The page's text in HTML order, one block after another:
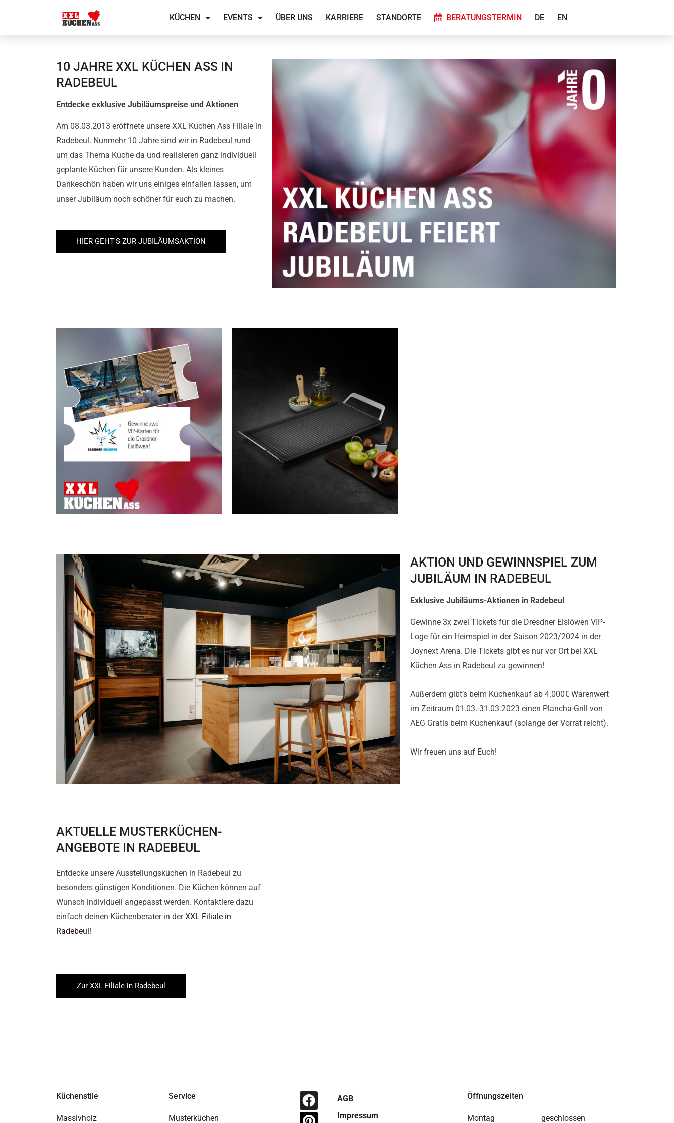
KÜCHEN EVENTS ÜBER UNS KARRIERE STANDORTE BERATUNGSTERMIN DE EN
10 JAHRE XXL KÜCHEN ASS IN
RADEBEUL
Entdecke exklusive Jubiläumspreise und Aktionen
Am 08.03.2013 eröffnete unsere XXL Küchen Ass Filiale in
Radebeul. Nunmehr 10 Jahre sind wir in Radebeul rund
um das Thema Küche da und realisieren ganz individuell
geplante Küchen für unsere Kunden. Als kleines
Dankeschön haben wir uns einiges einfallen lassen, um
unser Jubiläum noch schöner für euch zu machen.
HIER GEHT'S ZUR JUBILÄUMSAKTION
AKTION UND GEWINNSPIEL ZUM
JUBILÄUM IN RADEBEUL
Exklusive Jubiläums-Aktionen in Radebeul
Gewinne 3x zwei Tickets für die Dresdner Eislöwen VIP-
Loge für ein Heimspiel in der Saison 2023/2024 in der
Joynext Arena. Die Tickets gibt es nur vor Ort bei XXL
Küchen Ass in Radebeul zu gewinnen!
Außerdem gibt’s beim Küchenkauf ab 4.000€ Warenwert
im Zeitraum 01.03.-31.03.2023 einen Plancha-Grill von
AEG Gratis beim Küchenkauf (solange der Vorrat reicht).
Wir freuen uns auf Euch!
AKTUELLE MUSTERKÜCHEN-
ANGEBOTE IN RADEBEUL
Entdecke unsere Ausstellungsküchen in Radebeul zu
besonders günstigen Konditionen. Die Küchen können auf
Wunsch individuell angepasst werden. Kontaktiere dazu
einfach deinen Küchenberater in derXXL Filiale in
Radebeul !
Zur XXL Filiale in Radebeul
Küchenstile
Massivholz
Service
Musterküchen
Facebook
Pinterest
Instagram
AGB
Impressum
Öffnungszeiten
Montag geschlossen